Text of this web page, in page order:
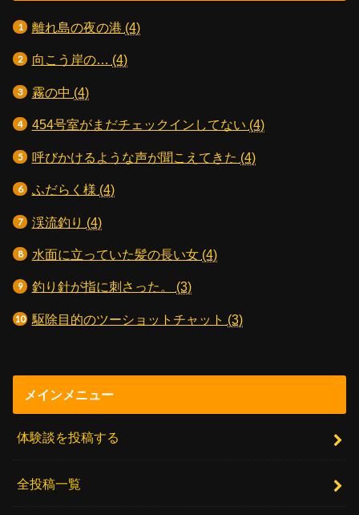
離れ島の夜の港 (4)
向こう岸の… (4)
霧の中 (4)
454号室がまだチェックインしてない (4)
呼びかけるような声が聞こえてきた (4)
ふだらく様 (4)
渓流釣り (4)
水面に立っていた髪の長い女 (4)
釣り針が指に刺さった。 (3)
駆除目的のツーショットチャット (3)
メインメニュー
体験談を投稿する
全投稿一覧